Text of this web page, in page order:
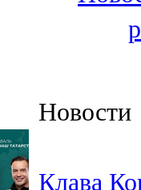
Кадыбаш
105,2 FM
91,5 FM
Новости
Клава